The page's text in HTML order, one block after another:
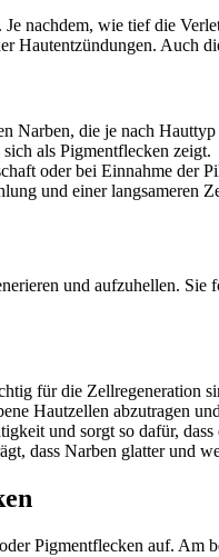
nachdem, wie tief die
Hautentzündungen. Auch
Narben, die je nach
als Pigmentflecken zeigt.
oder bei Einnahme der
und einer langsameren
und aufzuhellen.
für die Zellregeneration
Hautzellen abzutragen
und sorgt so dafür,
dass Narben glatter und
Pigmentflecken auf. Am